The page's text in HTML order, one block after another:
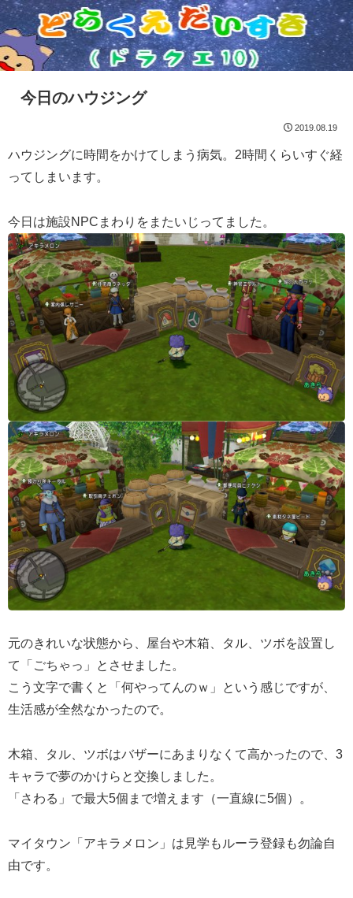
今日のハウジング
2019.08.19
ハウジングに時間をかけてしまう病気。2時間くらいすぐ経
ってしまいます。
今日は施設NPCまわりをまたいじってました。
元のきれいな状態から、屋台や木箱、タル、ツボを設置し
て「ごちゃっ」とさせました。
こう文字で書くと「何やってんのｗ」という感じですが、
生活感が全然なかったので。
木箱、タル、ツボはバザーにあまりなくて高かったので、3
キャラで夢のかけらと交換しました。
「さわる」で最大5個まで増えます（一直線に5個）。
マイタウン「アキラメロン」は見学もルーラ登録も勿論自
由です。